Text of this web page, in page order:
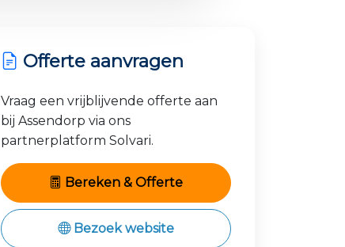
Offerte aanvragen
Vraag een vrijblijvende offerte aan
bij Assendorp via ons
partnerplatform Solvari.
Bereken & Offerte
Bezoek website